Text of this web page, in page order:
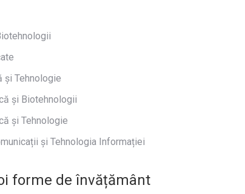
și Tehnologie
și Biotehnologii
și Tehnologie
și Tehnologia Informației
forme de învățământ